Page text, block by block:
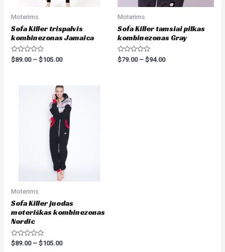
Moterims
Sofa Killer trispalvis
kombinezonas Jamaica
Rated
0
$89.00–$105.00
Moterims
Sofa Killer tamsiai pilkas
kombinezonas Gray
Rated
0
$79.00– $94.00
Moterims
Sofa Killer juodas
moteriškas kombinezonas
Nordic
Rated
0
$89.00–$105.00